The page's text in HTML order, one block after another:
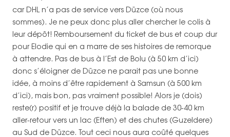
car DHL n’a pas de service vers Düzce (où nous
sommes). Je ne peux donc plus aller chercher le colis à
leur dépôt! Remboursement du ticket de bus et coup dur
pour Elodie qui en a marre de ses histoires de remorque
à attendre. Pas de bus à l’Est de Bolu (à 50 km d’ici)
donc s’éloigner de Düzce ne parait pas une bonne
idée, à moins d’être rapidement à Samsun (à 500 km
d’ici), mais bon, pas vraiment possible! Alors je (dois)
reste(r) positif et je trouve déjà la balade de 30-40 km
aller-retour vers un lac (Eften) et des chutes (Guzeldere)
au Sud de Düzce. Tout ceci nous aura coûté quelques